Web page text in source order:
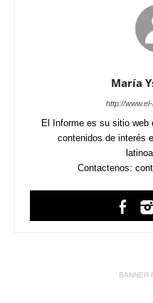
María
http://
El Informe es su sitio web
contenidos de interés
Contactenos:
BANNER